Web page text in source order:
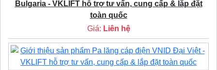
Bulgaria - VKLIFT hỗ trợ tư vấn, cung cấp & lắp đặt
toàn quốc
Giá: Liên hệ